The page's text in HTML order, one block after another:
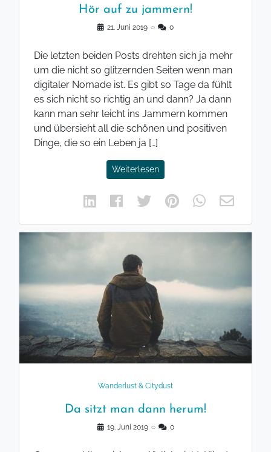
Hör auf zu jammern!
21. Juni 2019 ◌ 0
Die letzten beiden Posts drehten sich ja mehr
um die nicht so glitzernden Seiten wenn man
digitaler Nomade ist. Es gibt so Tage da fühlt
es sich nicht so richtig an und dann? Ja dann
kann man sehr leicht ins Jammern kommen
und übersieht all die schönen und positiven
Dinge, die so ein Leben ja […]
Weiterlesen
Wanderlust & Citydust
Da sitzt man dann herum!
19. Juni 2019 ◌ 0